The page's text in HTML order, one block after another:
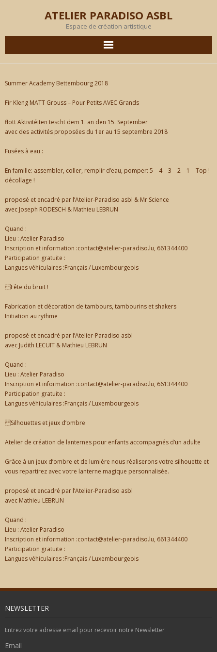
ATELIER PARADISO ASBL
Espace de création artistique
AGENDA
LOCATION
CONTACT
Summer Academy Bettembourg 2018
Fir Kleng MATT Grouss – Pour Petits AVEC Grands
flott Aktivitéiten tëscht dem 1. an den 15. September
avec des activités proposées du 1er au 15 septembre 2018
Fusées à eau :
En famille: assembler, coller, remplir d’eau, pomper: 5 – 4 – 3 – 2 – 1 – Top !
décollage !
proposé et encadré par l’Atelier-Paradiso asbl & Mr Science
avec Joseph RODESCH & Mathieu LEBRUN
Quand :
Lieu : Atelier Paradiso
Inscription et information :contact@atelier-paradiso.lu, 661344400
Participation gratuite :
Langues véhiculaires :Français / Luxembourgeois
Fête du bruit !
Fabrication et décoration de tambours, tambourins et shakers
Initiation au rythme
proposé et encadré par l’Atelier-Paradiso asbl
avec Judith LECUIT & Mathieu LEBRUN
Quand :
Lieu : Atelier Paradiso
Inscription et information :contact@atelier-paradiso.lu, 661344400
Participation gratuite :
Langues véhiculaires :Français / Luxembourgeois
Silhouettes et jeux d’ombre
Atelier de création de lanternes pour enfants accompagnés d’un adulte
Grâce à un jeux d’ombre et de lumière nous réaliserons votre silhouette et
vous repartirez avec votre lanterne magique personnalisée.
proposé et encadré par l’Atelier-Paradiso asbl
avec Mathieu LEBRUN
Quand :
Lieu : Atelier Paradiso
Inscription et information :contact@atelier-paradiso.lu, 661344400
Participation gratuite :
Langues véhiculaires :Français / Luxembourgeois
NEWSLETTER
Entrez votre adresse email pour recevoir notre Newsletter
Email